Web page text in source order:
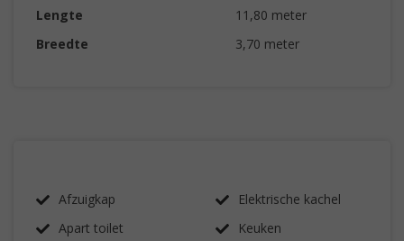
Lengte
11,80 meter
Breedte
3,70 meter
Afzuigkap
Apart toilet
Elektrische kachel
Keuken